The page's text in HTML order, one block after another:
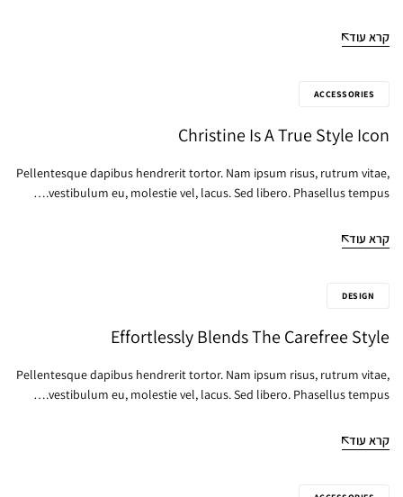
קרא עוד
ACCESSORIES
Christine Is A True Style Icon
Pellentesque dapibus hendrerit tortor. Nam ipsum risus, rutrum vitae,
vestibulum eu, molestie vel, lacus. Sed libero. Phasellus tempus.…
קרא עוד
DESIGN
Effortlessly Blends The Carefree Style
Pellentesque dapibus hendrerit tortor. Nam ipsum risus, rutrum vitae,
vestibulum eu, molestie vel, lacus. Sed libero. Phasellus tempus.…
קרא עוד